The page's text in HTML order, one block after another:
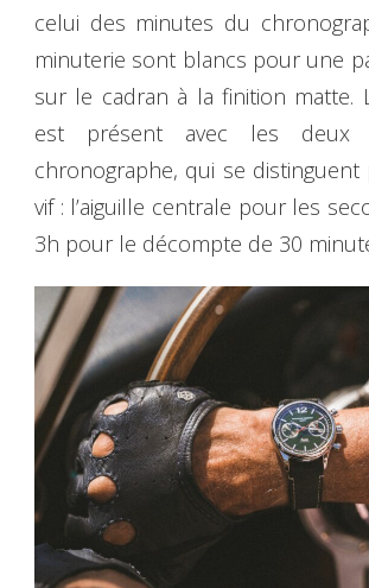
celui des minutes du
minuterie sont blancs pour une
sur le cadran à la finition matte.
est présent avec les deux
chronographe, qui se
vif : l’aiguille centrale pour les
3h pour le décompte de 30